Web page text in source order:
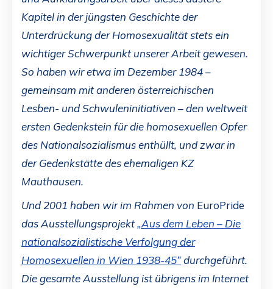
Kapitel in der jüngsten Geschichte der
Unterdrückung der Homosexualität stets ein
wichtiger Schwerpunkt unserer Arbeit gewesen.
So haben wir etwa im Dezember 1984 –
gemeinsam mit anderen österreichischen
Lesben- und Schwuleninitiativen – den weltweit
ersten Gedenkstein für die homosexuellen Opfer
des Nationalsozialismus enthüllt, und zwar in
der Gedenkstätte des ehemaligen KZ
Mauthausen.
Und 2001 haben wir im Rahmen von EuroPride
das Ausstellungsprojekt„Aus dem Leben – Die
nationalsozialistische Verfolgung der
Homosexuellen in Wien 1938-45“durchgeführt.
Die gesamte Ausstellung ist übrigens im Internet